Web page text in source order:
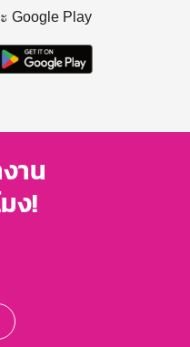
Google Play
าน
ง!